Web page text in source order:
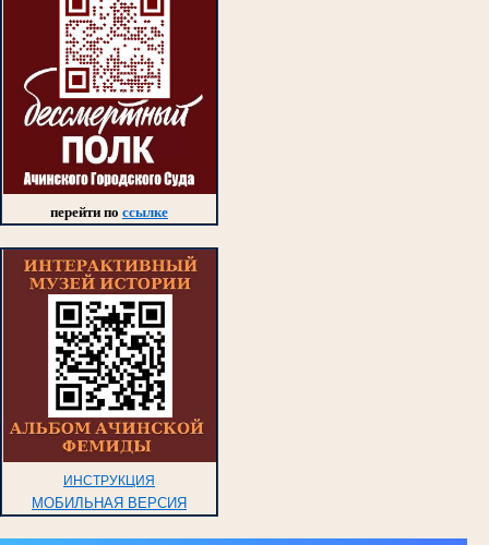
перейти по ссылке
ИНСТРУКЦИЯ
МОБИЛЬНАЯ ВЕРСИЯ